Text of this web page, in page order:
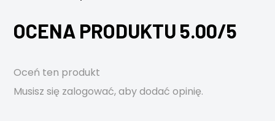
OCENA PRODUKTU 5.00/5
Oceń ten produkt
Musisz się zalogować, aby dodać opinię.